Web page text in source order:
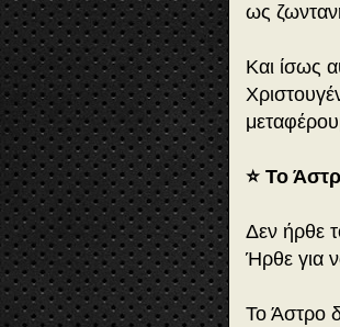
ως
Και ίσως
⭐ Το
Δεν ήρθε
Ήρθε για
Το Άστρο